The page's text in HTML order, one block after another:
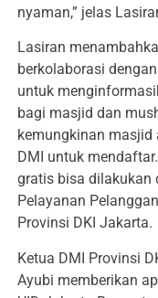
nyaman,” jelas
Lasiran
berkolaborasi
untuk
bagi masjid dan
kemungkinan
DMI untuk
gratis bisa dilakukan
Pelayanan
Provinsi DKI Jakarta.
Ketua DMI Provinsi
Ayubi memberikan